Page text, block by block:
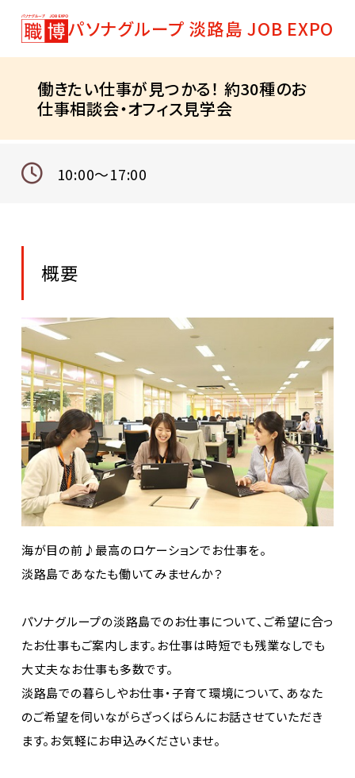
パソナグループ 淡路島 JOB EXPO
働きたい仕事が見つかる！ 約30種のお
仕事相談会・オフィス見学会
10:00～17:00
概要
海が目の前♪最高のロケーションでお仕事を。
淡路島であなたも働いてみませんか？
パソナグループの淡路島でのお仕事について、ご希望に合っ
たお仕事もご案内します。お仕事は時短でも残業なしでも
大丈夫なお仕事も多数です。
淡路島での暮らしやお仕事・子育て環境について、あなた
のご希望を伺いながらざっくばらんにお話させていただき
ます。お気軽にお申込みくださいませ。